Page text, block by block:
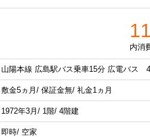
11
内消
山陽本線 広島駅バス乗車15分 広電バス
敷金5ヵ月/ 保証金無/ 礼金1ヵ月
1972年3月/ 1階/ 4階建
即時/ 空家